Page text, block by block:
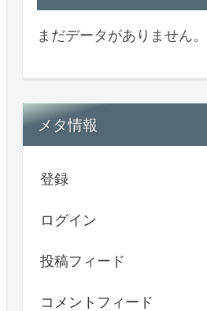
まだデータがありません。
メタ情報
登録
ログイン
投稿フィード
コメントフィード